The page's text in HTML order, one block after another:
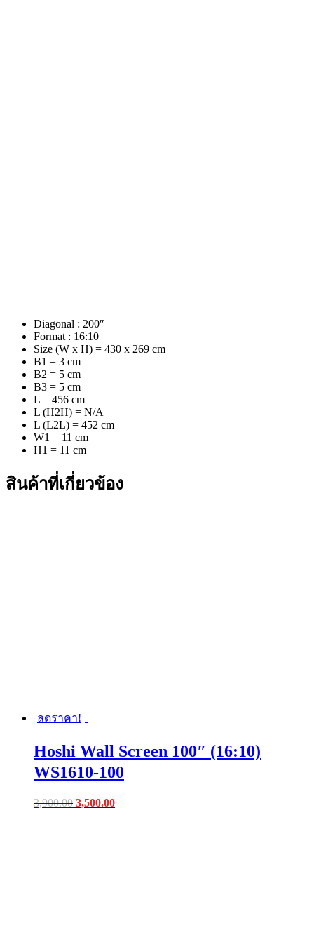
Diagonal : 200″
Format : 16:10
Size (W x H) = 430 x 269 cm
B1 = 3 cm
B2 = 5 cm
B3 = 5 cm
L = 456 cm
L (H2H) = N/A
L (L2L) = 452 cm
W1 = 11 cm
H1 = 11 cm
สินค้าที่เกี่ยวข้อง
ลดราคา!
Hoshi Wall Screen 100″ (16:10)
WS1610-100
3,900.00 Original
3,500.00Current